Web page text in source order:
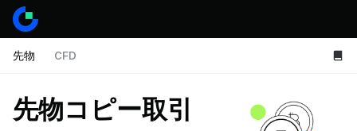
先物 CFD
先物コピー取引